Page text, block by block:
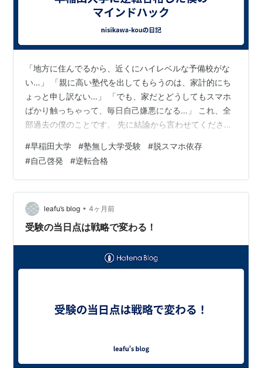
「地方に住んでるから、近くにハイレベルな予備校がな
い…」 「親に高い塾代を出してもらうのは、家計的にち
ょっと申し訳ない…」 「でも、家だとどうしてもスマホ
ばかり触っちゃって、毎日自己嫌悪になる…」 これ、全
部過去の僕のことです。 先に結論から言わせてくださ
大学に合格することは絶対に可能です。 「そんなの元か
ら頭が良かっただけでしょ？」と思うかもしれません。
でも、高2の夏までの僕は、勉強時間ほぼゼロの「スマホ
中毒・部活人間」でした。そんな凡人の僕が、自分の
『マインドと生活の仕組み』を少し変えただけで、早稲
田の合格通知を掴み取ることができたんです…
#早稲田大学 #塾無し大学受験 #脱スマホ依存
#自己啓発 #逆転合格
leafu’s blog • 4ヶ月前
受験の当日点は戦略で変わる！